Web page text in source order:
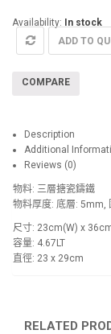
Availability:
In stock
ADD TO
COMPARE
Description
Additional
Reviews (0)
物料: 三層搪瓷鑄鐵
物料厚度: 底層: 5mm,
尺寸: 23cm(W) x
容量: 4.67LT
直徑: 23 x 29cm
RELATED